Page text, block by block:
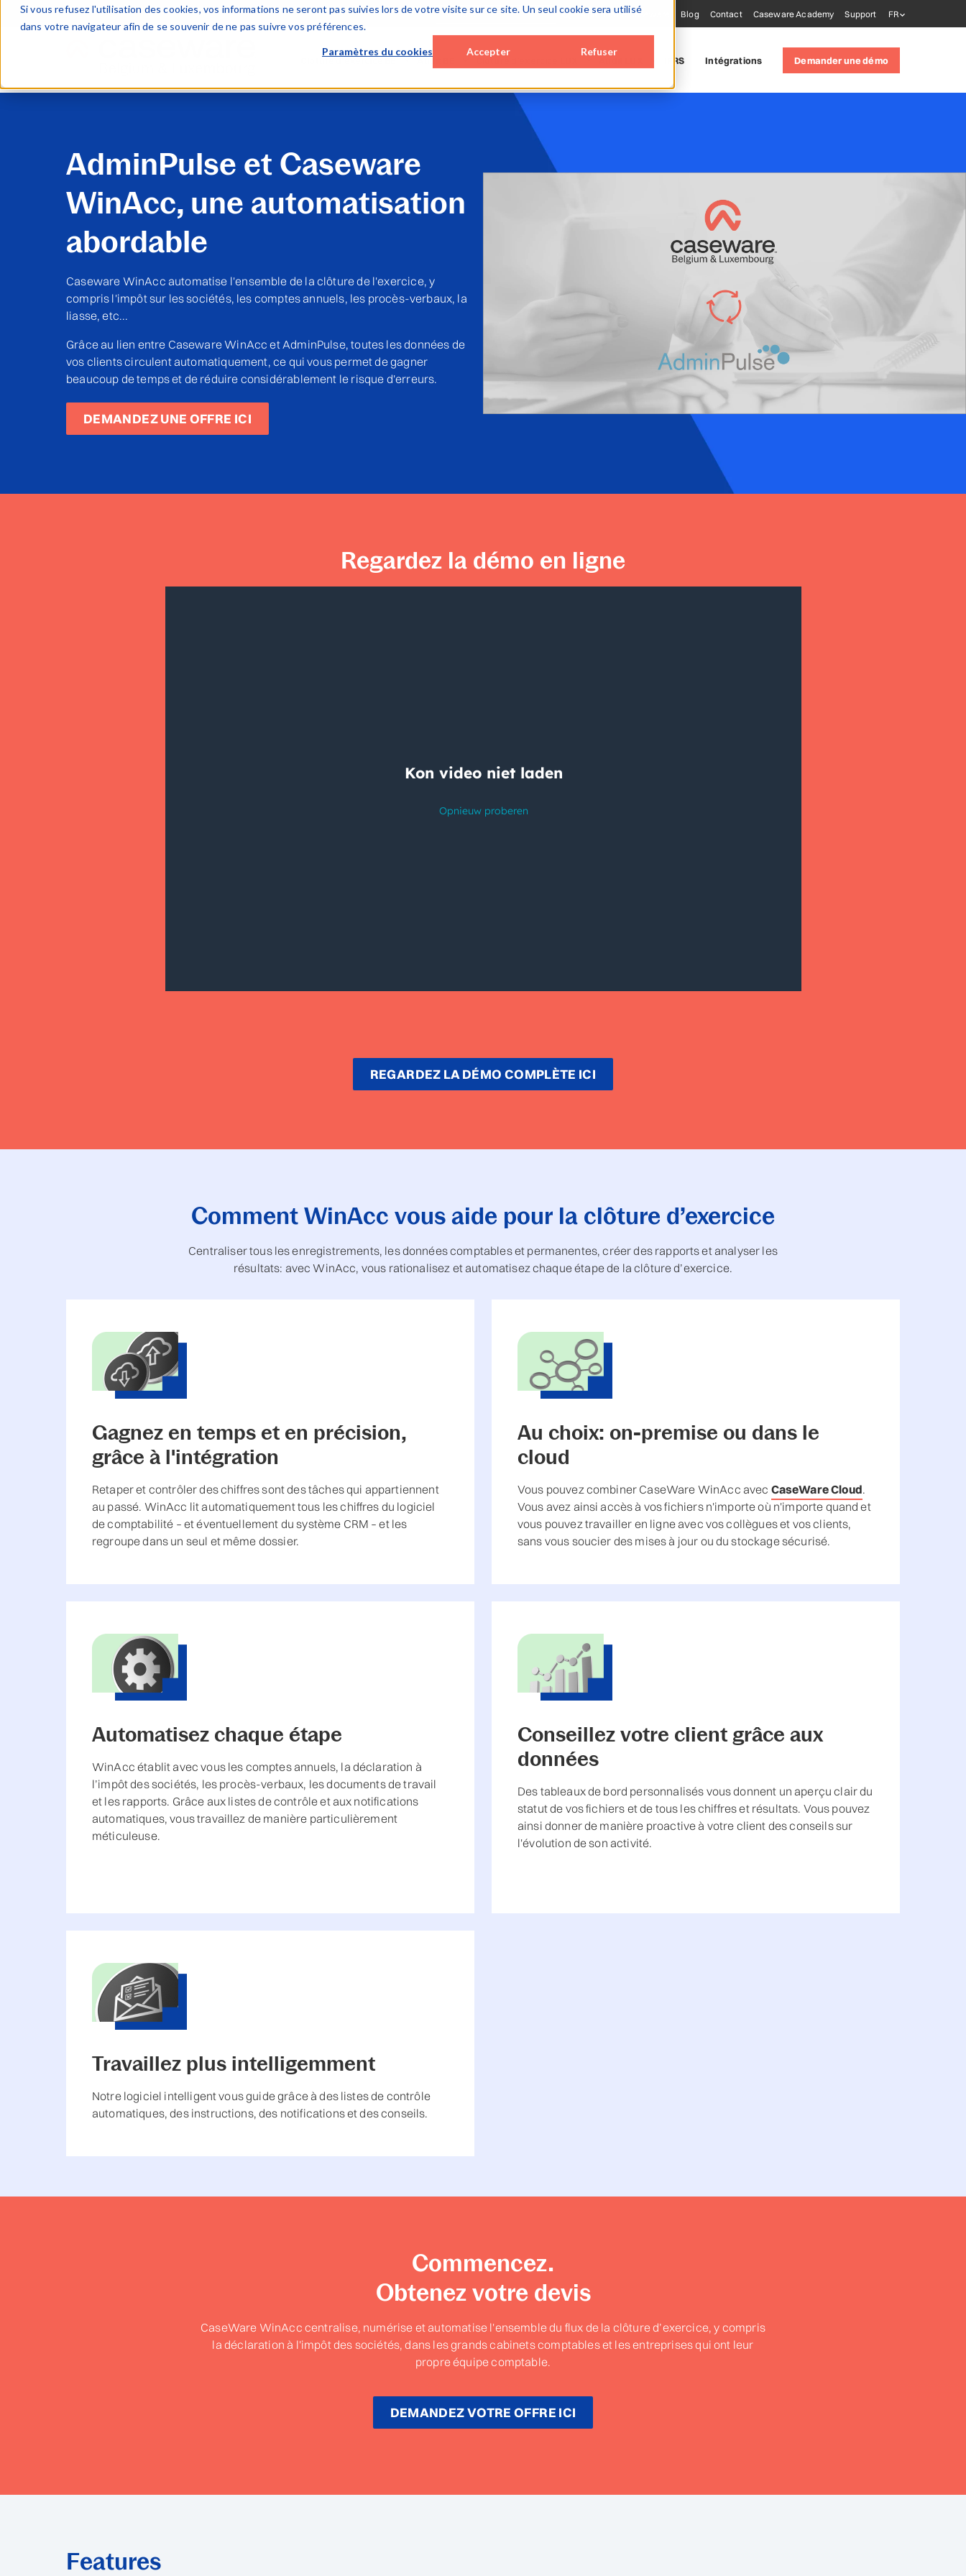
Si vous refusez l'utilisation des cookies, vos informations ne seront pas suivies lors de votre visite sur ce site. Un seul cookie sera utilisé
dans votre navigateur afin de se souvenir de ne pas suivre vos préférences.
Paramètres du cookies Accepter Refuser
À propos de Caseware Blog Contact Caseware Academy Support FR
Clôture d’exercice BE
Cloud solutions
FinTax BE (corporates)
Caseware AiDA
Audit BE
SQM (ISQM 1)
Monitoring tools
Caseware AiDA
Clôture d’exercice LUX
Cloud solutions
Monitoring tools
Caseware AiDA
Monitoring tools
IFRS Intégrations Demander une démo
AdminPulse et Caseware
WinAcc, une automatisation
abordable
Caseware WinAcc automatise l'ensemble de la clôture de l'exercice, y
compris l'impôt sur les sociétés, les comptes annuels, les procès-verbaux, la
liasse, etc...
Grâce au lien entre Caseware WinAcc et AdminPulse, toutes les données de
vos clients circulent automatiquement, ce qui vous permet de gagner
beaucoup de temps et de réduire considérablement le risque d'erreurs.
DEMANDEZ UNE OFFRE ICI
Regardez la démo en ligne
REGARDEZ LA DÉMO COMPLÈTE ICI
Comment WinAcc vous aide pour la clôture d’exercice
Centraliser tous les enregistrements, les données comptables et permanentes, créer des rapports et analyser les
résultats: avec WinAcc, vous rationalisez et automatisez chaque étape de la clôture d’exercice.
Gagnez en temps et en précision,
grâce à l'intégration
Retaper et contrôler des chiffres sont des tâches qui appartiennent
au passé. WinAcc lit automatiquement tous les chiffres du logiciel
de comptabilité – et éventuellement du système CRM – et les
regroupe dans un seul et même dossier.
Au choix: on-premise ou dans le
cloud
Vous pouvez combiner CaseWare WinAcc avec CaseWare Cloud.
Vous avez ainsi accès à vos fichiers n'importe où n'importe quand et
vous pouvez travailler en ligne avec vos collègues et vos clients,
sans vous soucier des mises à jour ou du stockage sécurisé.
Automatisez chaque étape
WinAcc établit avec vous les comptes annuels, la déclaration à
l’impôt des sociétés, les procès-verbaux, les documents de travail
et les rapports. Grâce aux listes de contrôle et aux notifications
automatiques, vous travaillez de manière particulièrement
méticuleuse.
Conseillez votre client grâce aux
données
Des tableaux de bord personnalisés vous donnent un aperçu clair du
statut de vos fichiers et de tous les chiffres et résultats. Vous pouvez
ainsi donner de manière proactive à votre client des conseils sur
l'évolution de son activité.
Travaillez plus intelligemment
Notre logiciel intelligent vous guide grâce à des listes de contrôle
automatiques, des instructions, des notifications et des conseils.
Commencez.
Obtenez votre devis
CaseWare WinAcc centralise, numérise et automatise l'ensemble du flux de la clôture d’exercice, y compris
la déclaration à l'impôt des sociétés, dans les grands cabinets comptables et les entreprises qui ont leur
propre équipe comptable.
DEMANDEZ VOTRE OFFRE ICI
Features